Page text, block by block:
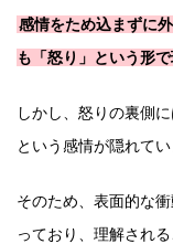
感情をため込まずに
も「怒り」という形
しかし、怒りの裏側
という感情が隠れてい
そのため、表面的な
っており、理解され